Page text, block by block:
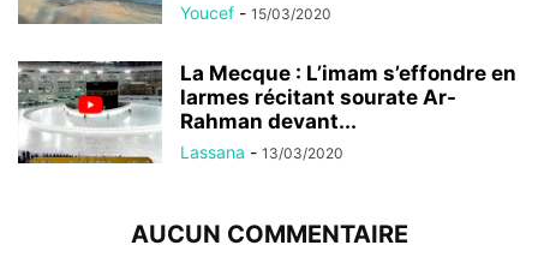
Youcef - 15/03/2020
La Mecque : L’imam s’effondre en
larmes récitant sourate Ar-
Rahman devant...
Lassana - 13/03/2020
AUCUN COMMENTAIRE